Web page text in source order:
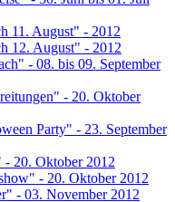
11. August" - 2012
12. August" - 2012
- 08. bis 09. September
- 20. Oktober
Party" - 23. September
20. Oktober 2012
- 20. Oktober 2012
- 03. November 2012